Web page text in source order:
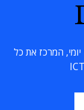
המרכז את כל